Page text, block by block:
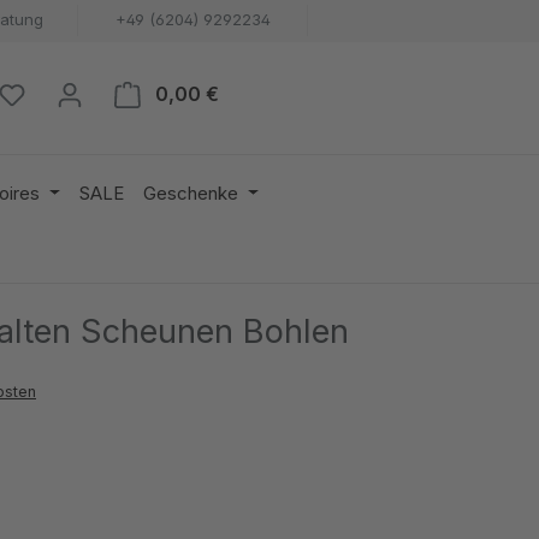
+49 (6204) 9292234
0,00 €
SALE Geschenke
Scheunen Bohlen